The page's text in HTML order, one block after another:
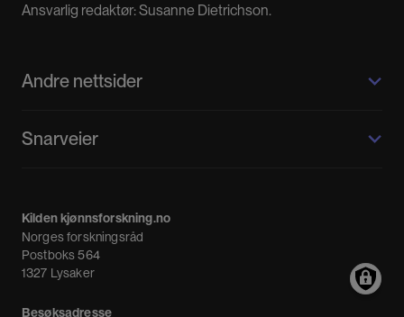
Ansvarlig redaktør: Susanne Dietrichson.
Andre nettsider
Kvinnehistorie.no
Snarveier
Nyheter
Nyhetsbrev
Kilden kjønnsforskning.no
Norges forskningsråd
Postboks 564
1327 Lysaker
Besøksadresse